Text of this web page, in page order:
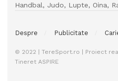
Handbal, Judo, Lupte, Oina,
Despre Publicitate
© 2022 | TereSport.ro | Proiect
Tineret ASPIRE